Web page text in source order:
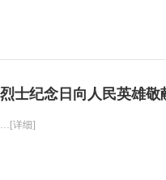
烈士纪念日向人民英雄敬
…[详细]